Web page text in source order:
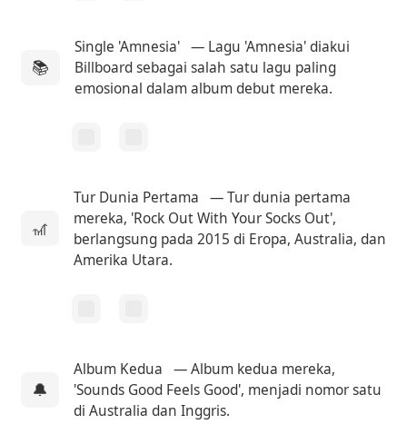
📚
Single 'Amnesia' — Lagu 'Amnesia' diakui
Billboard sebagai salah satu lagu paling
emosional dalam album debut mereka.
🎢
Tur Dunia Pertama
— Tur dunia pertama
mereka, 'Rock Out With Your Socks Out',
berlangsung pada 2015 di Eropa, Australia, dan
Amerika Utara.
🔔
Album Kedua
— Album kedua mereka,
'Sounds Good Feels Good', menjadi nomor satu
di Australia dan Inggris.